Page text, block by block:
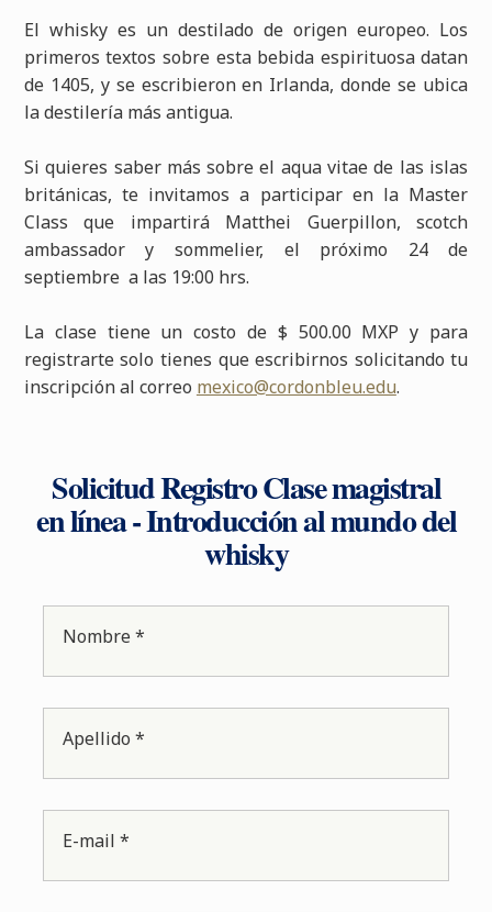
El whisky es un destilado de origen europeo. Los
primeros textos sobre esta bebida espirituosa datan
de 1405, y se escribieron en Irlanda, donde se ubica
la destilería más antigua.
Si quieres saber más sobre el aqua vitae de las islas
británicas, te invitamos a participar en la Master
Class que impartirá Matthei Guerpillon, scotch
ambassador y sommelier, el próximo 24 de
septiembre a las 19:00 hrs.
La clase tiene un costo de $ 500.00 MXP y para
registrarte solo tienes que escribirnos solicitando tu
inscripción al correo mexico@cordonbleu.edu.
Solicitud Registro Clase magistral
en línea - Introducción al mundo del
whisky
Nombre *
Apellido *
E-mail *